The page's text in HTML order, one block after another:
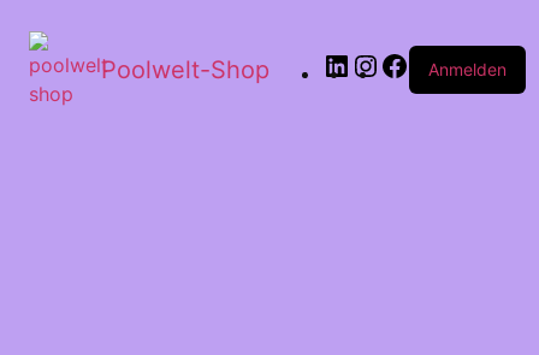
Poolwelt-Shop Anmelden